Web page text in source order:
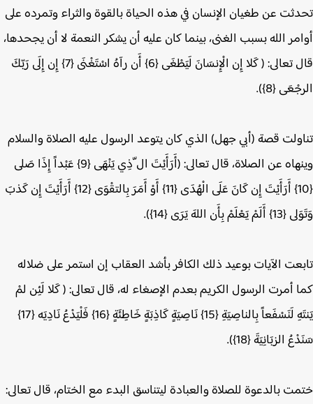
عن طغيان الإنسان في هذه الحياة بالقوة والثراء وتمرده على
الله بسبب الغنى، بينما كان عليه أن يشكر النعمة لا أن يجحدها،
قال تعالى: ( كَلا إِن الْإِنسَانَ لَيَطْغَى {6} أَن رآهُ اسْتَغْنَى {7} إِن إِلَى رَبّكَ
{8}).
قصة (أبي جهل) الذي كان يتوعد الرسول عليه الصلاة والسلام
وينهاه عن الصلاة، قال تعالى: (أَرَأَيْتَ ال ّذِي يَنْهَى {9} عَبْداً إِذَا صَلى
{10} أَرَأَيْتَ إِن كَانَ عَلَى الْهُدَى {11} أَوْ أَمَرَ بِالتقْوَى {12} أَرَأَيْتَ إِن كَذبَ
اللهَ يَرَى {14}).
الآيات بوعيد ذلك الكافر بأشد العقاب إن استمر على ضلاله
أمرت الرسول الكريم بعدم الإصغاء له، قال تعالى: ( كَلا لَئِن لمْ
يَنتَهِ لَنَسْفَعاً بِالناصِيَةِ {15} نَاصِيَةٍ كَاذِبَةٍ خَاطِئَةٍ {16} فَلْيَدْعُ نَادِيَه {17}
الزبَانِيَةَ {18}).
بالدعوة للصلاة والعبادة ليتناسق البدء مع الختام، قال تعالى: